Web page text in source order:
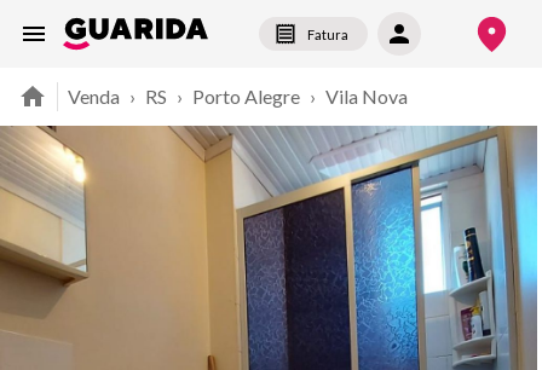
Fatura
Venda › RS › Porto Alegre › Vila Nova